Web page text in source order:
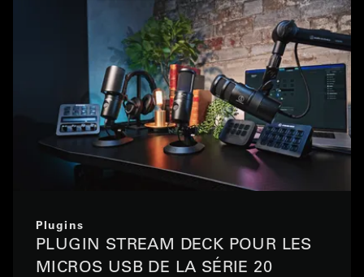
Plugins
PLUGIN STREAM DECK POUR LES
MICROS USB DE LA SÉRIE 20